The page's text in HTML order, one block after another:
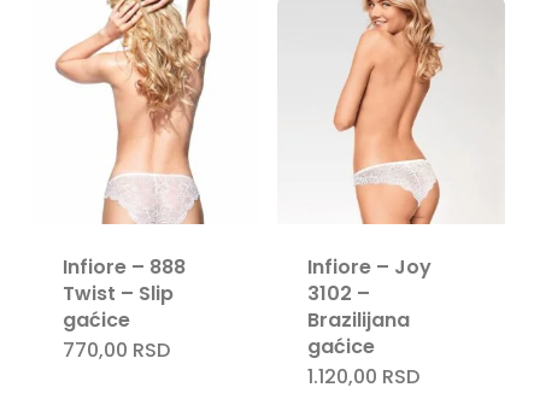
Nema proizvoda u korpi.
Go To Shop
Infiore – 888
Twist – Slip
gaćice
770,00 RSD
Infiore – Joy
3102 –
Brazilijana
gaćice
1.120,00 RSD